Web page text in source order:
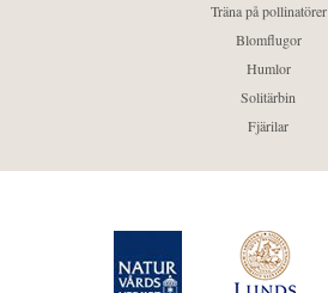
Träna på pollinatörer
Blomflugor
Humlor
Solitärbin
Fjärilar